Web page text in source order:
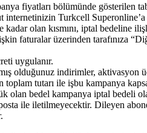
fiyatları bölümünde gösterilen
Turkcell Superonline’a
olan kısmını, iptal bedeline
faturalar üzerinden tarafınıza
uygulanır.
olduğunuz indirimler,
tutarı​ ile işbu kampanya
olan bedel kampanya iptal bedeli
ile iletilmeyecektir. Dileyen